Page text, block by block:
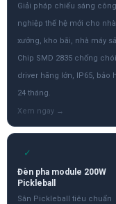
Giải pháp chiếu sáng công
nghiệp thế hệ mới cho nhà
xưởng, kho bãi, nhà máy
Chip SMD 2835 chống
driver hãng lớn, IP65, bảo
24 tháng.
✓
Đèn pha module 200W
Pickleball
Sân Pickleball tiêu chuẩn